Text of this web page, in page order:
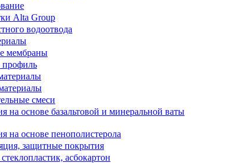
Alta Group
водоотвода
мембраны
профиль
смеси
на основе базальтовой и минеральной ваты
на основе пенополистерола
защитные покрытия
асбокартон